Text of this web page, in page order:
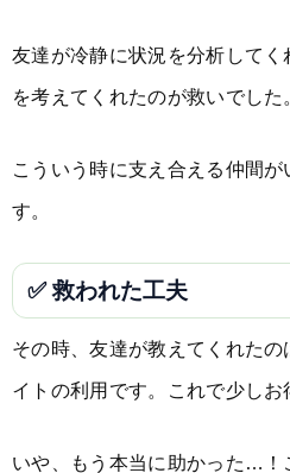
友達が冷静に状況を分析して
を考えてくれたのが救いでした
こういう時に支え合える仲間
す。
✅ 救われた工夫
その時、友達が教えてくれた
イトの利用です。これで少しお
いや、もう本当に助かった…！